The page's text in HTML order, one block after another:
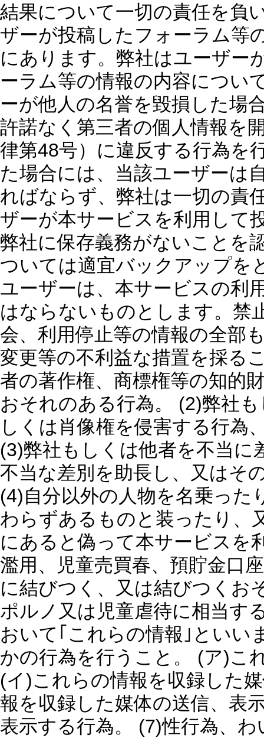
結果について一切の責任を負
ザーが投稿したフォーラム等
にあります。弊社はユーザー
ーラム等の情報の内容につい
ーが他人の名誉を毀損した場
許諾なく第三者の個人情報を
律第48号）に違反する行為を
た場合には、当該ユーザーは
ればならず、弊社は一切の責
ザーが本サービスを利用して
弊社に保存義務がないことを
ついては適宜バックアップを
ユーザーは、本サービスの利
はならないものとします。禁
会、利用停止等の情報の全部
変更等の不利益な措置を採る
者の著作権、商標権等の知的
おそれのある行為。 (2)弊社
しくは肖像権を侵害する行為
(3)弊社もしくは他者を不当に
不当な差別を助長し、又はそ
(4)自分以外の人物を名乗った
わらずあるものと装ったり、
にあると偽って本サービスを
濫用、児童売買春、預貯金口
に結びつく、又は結びつくお
ポルノ又は児童虐待に相当す
おいて｢これらの情報｣といい
かの行為を行うこと。 (ア)こ
(イ)これらの情報を収録した
報を収録した媒体の送信、表
表示する行為。 (7)性行為、